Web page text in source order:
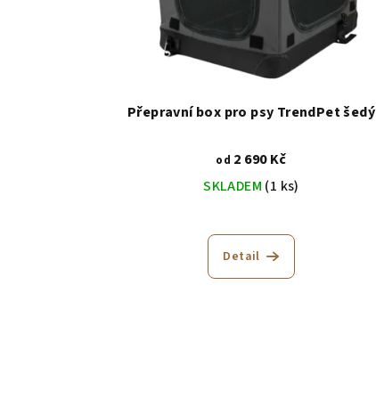
Přepravní box pro psy TrendPet šedý
od 2 690 Kč
SKLADEM (1 ks)
hodnocení
produktu
je
Detail